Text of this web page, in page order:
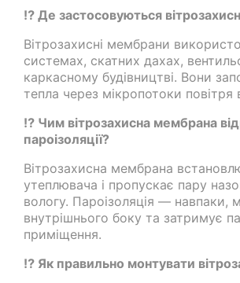
⁉️ Де застосовуються
Вітрозахисні мембрани
системах, скатних дахах,
каркасному будівництві. Вони
тепла через мікропотоки повітря
⁉️ Чим вітрозахисна мембрана
пароізоляції?
Вітрозахисна мембрана
утеплювача і пропускає пару
вологу. Пароізоляція — навпаки,
внутрішнього боку та затримує
приміщення.
⁉️ Як правильно монтувати